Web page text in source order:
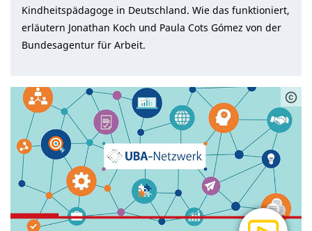
Kindheitspädagoge in Deutschland. Wie das funktioniert,
erläutern Jonathan Koch und Paula Cots Gómez von der
Bundesagentur für Arbeit.